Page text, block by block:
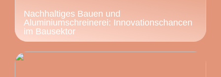
Nachhaltiges Bauen und
Aluminiumschreinerei: Innovationschancen
im Bausektor